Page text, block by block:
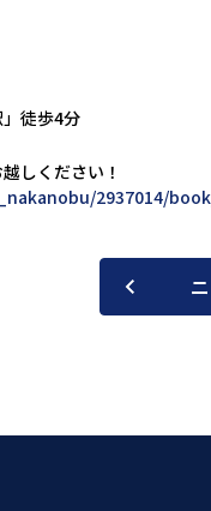
徒歩4分
しください！
2937014/